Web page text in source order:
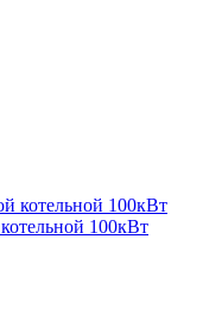
100кВт